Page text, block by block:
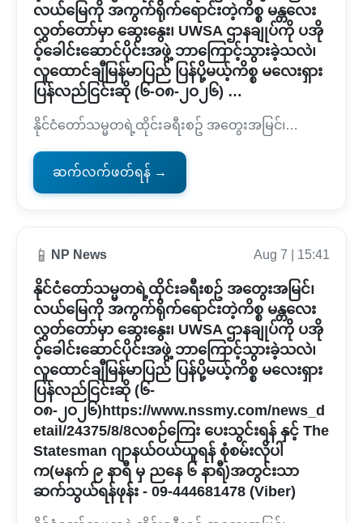
လယ်မြေကို အကွက်ရိုက်ရောင်းတဲ့ကိစ္စ မန္တလေး
လွှတ်တော်မှာ ဆွေးနွေး၊ UWSA ဌာနချုပ်ကို ပအို
ဝ့်ခေါင်းဆောင်ပိုင်းအဖွဲ့ ဘာကြောင့်သွားခဲ့သလဲ၊
လူထောင်ချီမြန်မာပြည် ပြန်ပို့မယ့်ကိစ္စ မလေးရှား
ပြန်လည်ငြင်းဆို (၆-ဝ၈-၂ဝ၂၆) …
နိုင်ငံတော်သမ္မတရဲ့ထိုင်းခရီးစဥ် အတွေးအမြင်၊…
ဆက်လက်ဖတ်ရန် →
📱 NP News Aug 7 | 15:41
နိုင်ငံတော်သမ္မတရဲ့ထိုင်းခရီးစဥ် အတွေးအမြင်၊
လယ်မြေကို အကွက်ရိုက်ရောင်းတဲ့ကိစ္စ မန္တလေး
လွှတ်တော်မှာ ဆွေးနွေး၊ UWSA ဌာနချုပ်ကို ပအို
ဝ့်ခေါင်းဆောင်ပိုင်းအဖွဲ့ ဘာကြောင့်သွားခဲ့သလဲ၊
လူထောင်ချီမြန်မာပြည် ပြန်ပို့မယ့်ကိစ္စ မလေးရှား
ပြန်လည်ငြင်းဆို (၆-
ဝ၈-၂ဝ၂၆)https://www.nssmy.com/news_d
etail/24375/8/8လစဉ်ကြေး ပေးသွင်းရန် နှင့် The
Statesman ဂျာနယ်ဝယ်ယူရန် စုံစမ်းလိုပါ
က(မနက် ၉ နာရီ မှ ညနေ ၆ နာရီ)အတွင်းသာ
ဆက်သွယ်ရန်ဖုန်း - 09-444681478 (Viber)